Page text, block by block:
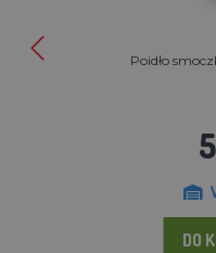
Poidło
DO